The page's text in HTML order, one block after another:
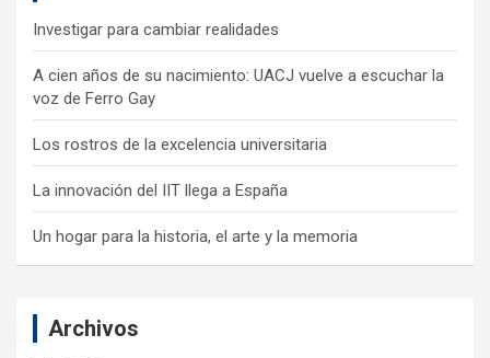
Investigar para cambiar realidades
A cien años de su nacimiento: UACJ vuelve a escuchar la
voz de Ferro Gay
Los rostros de la excelencia universitaria
La innovación del IIT llega a España
Un hogar para la historia, el arte y la memoria
Archivos